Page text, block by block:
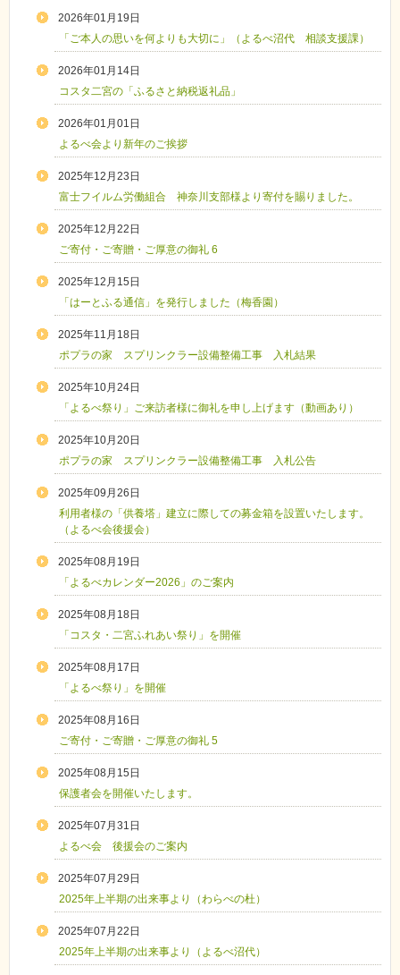
2026年01月19日
「ご本人の思いを何よりも大切に」（よるべ沼代 相談支援課）
2026年01月14日
コスタ二宮の「ふるさと納税返礼品」
2026年01月01日
よるべ会より新年のご挨拶
2025年12月23日
富士フイルム労働組合 神奈川支部様より寄付を賜りました。
2025年12月22日
ご寄付・ご寄贈・ご厚意の御礼 6
2025年12月15日
「はーとふる通信」を発行しました（梅香園）
2025年11月18日
ポプラの家 スプリンクラー設備整備工事 入札結果
2025年10月24日
「よるべ祭り」ご来訪者様に御礼を申し上げます（動画あり）
2025年10月20日
ポプラの家 スプリンクラー設備整備工事 入札公告
2025年09月26日
利用者様の「供養塔」建立に際しての募金箱を設置いたします。
（よるべ会後援会）
2025年08月19日
「よるべカレンダー2026」のご案内
2025年08月18日
「コスタ・二宮ふれあい祭り」を開催
2025年08月17日
「よるべ祭り」を開催
2025年08月16日
ご寄付・ご寄贈・ご厚意の御礼 5
2025年08月15日
保護者会を開催いたします。
2025年07月31日
よるべ会 後援会のご案内
2025年07月29日
2025年上半期の出来事より（わらべの杜）
2025年07月22日
2025年上半期の出来事より（よるべ沼代）